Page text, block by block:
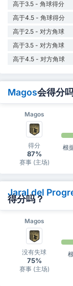
高于3.5 - 角球得分
高于4.5 - 角球得分
高于2.5 - 对方角球
高于3.5 - 对方角球
高于4.5 - 对方角球
Magos会得分
Magos
得分
87%
赛事 (主场)
根
Jaral del
得分吗？
Magos
没有失球
75%
赛事 (主场)